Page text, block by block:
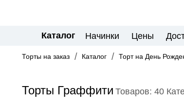
Каталог Начинки Цены
Торты на заказ Каталог Торт на День
Торты Граффити Товаров: 40